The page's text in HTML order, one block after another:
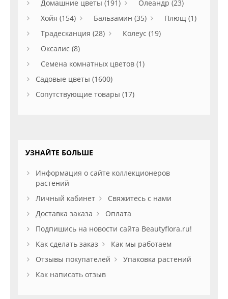
Домашние цветы (191)
Олеандр (23)
Хойя (154)
Бальзамин (35)
Плющ (1)
Традесканция (28)
Колеус (19)
Оксалис (8)
Семена комнатных цветов (1)
Садовые цветы (1600)
Сопутствующие товары (17)
УЗНАЙТЕ БОЛЬШЕ
Информация о сайте коллекционеров
растений
Личный кабинет
Свяжитесь с нами
Доставка заказа
Оплата
Подпишись на новости сайта Beautyflora.ru!
Как сделать заказ
Как мы работаем
Отзывы покупателей
Упаковка растений
Как написать отзыв